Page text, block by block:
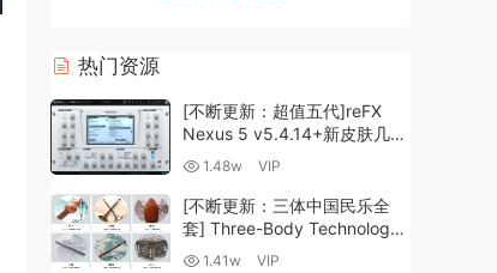
热门资源
[不断更新：超值五代]reFX
Nexus 5 v5.4.14+新皮肤几十
套+原厂+全套扩展+教程
1.48w VIP
[不断更新：三体中国民乐全
套] Three-Body Technology-
R2R [WiN, MacOSX]
1.41w VIP